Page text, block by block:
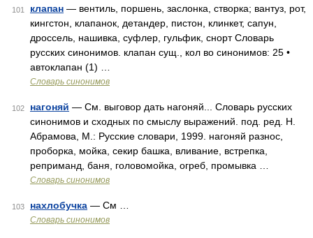
101 клапан — вентиль, поршень, заслонка, створка; вантуз, рот,
кингстон, клапанок, детандер, пистон, клинкет, сапун,
дроссель, нашивка, суфлер, гульфик, снорт Словарь
русских синонимов. клапан сущ., кол во синонимов: 25 •
автоклапан (1) …
Словарь синонимов
102 нагоняй — См. выговор дать нагоняй... Словарь русских
синонимов и сходных по смыслу выражений. под. ред. Н.
Абрамова, М.: Русские словари, 1999. нагоняй разнос,
проборка, мойка, секир башка, вливание, встрепка,
реприманд, баня, головомойка, огреб, промывка …
Словарь синонимов
103 нахлобучка — См …
Словарь синонимов